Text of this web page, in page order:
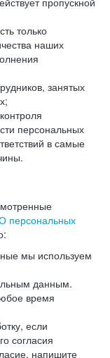
только
наших
занятых
персональных
в самые
персональных
мы используем
данным.
время
если
согласия
напишите